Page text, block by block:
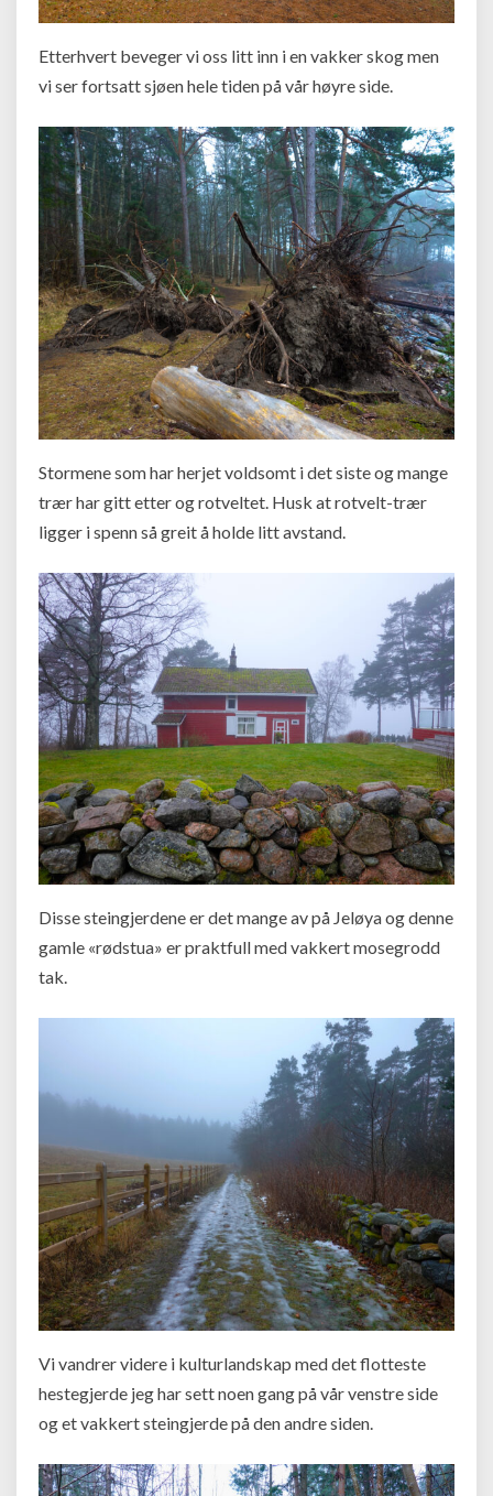
Etterhvert beveger vi oss litt inn i en vakker skog men
vi ser fortsatt sjøen hele tiden på vår høyre side.
Stormene som har herjet voldsomt i det siste og mange
trær har gitt etter og rotveltet. Husk at rotvelt-trær
ligger i spenn så greit å holde litt avstand.
Disse steingjerdene er det mange av på Jeløya og denne
gamle «rødstua» er praktfull med vakkert mosegrodd
tak.
Vi vandrer videre i kulturlandskap med det flotteste
hestegjerde jeg har sett noen gang på vår venstre side
og et vakkert steingjerde på den andre siden.